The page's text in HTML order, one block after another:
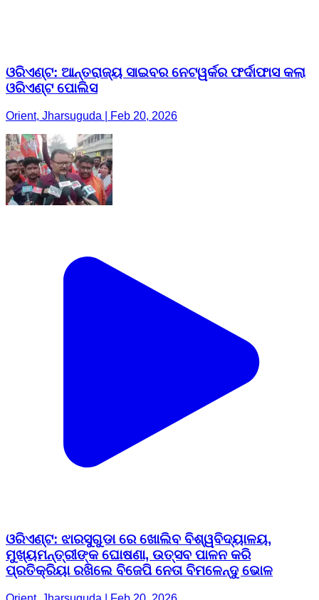
ଓରିଏଣ୍ଟ: ଆନ୍ତରାଜ୍ୟ ସାଇବର ନେଟୱର୍କର ଫର୍ଦାଫାସ କଲା
ଓରିଏଣ୍ଟ ପୋଲିସ
Orient, Jharsuguda | Feb 20, 2026
ଓରିଏଣ୍ଟ: ଝାରସୁଗୁଡା ରେ ଖୋଲିବ ବିଶ୍ୱବିଦ୍ୟାଳୟ,
ମୁଖ୍ୟମନ୍ତ୍ରୀଙ୍କ ଘୋଷଣା, ଉତ୍ସବ ପାଳନ କରି
ପ୍ରତିକ୍ରିୟା ରଖିଲେ ବିଜେପି ନେତା ବିମଳେନ୍ଦୁ ଭୋଳ